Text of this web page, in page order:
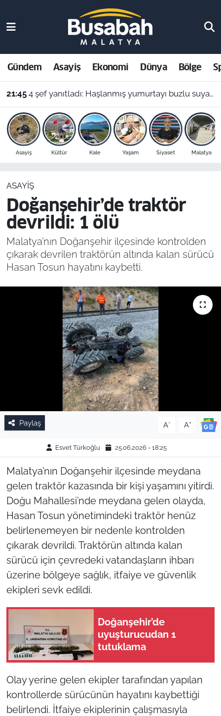
Gündem Asayiş Ekonomi Dünya Bölge
21:45 4 şef yanıtladı: Haşlanmış yumurtayı buzlu suya almak neden şart?
Asayiş Kültür Kale Yaşam Siyaset Malatya
ASAYIŞ
Doğanşehir’de traktör
devrildi: 1 ölü
Malatya’nın Doğanşehir ilçesinde kontrolden
çıkarak devrilen traktörün altında kalan sürücü
Hasan Tosun hayatını kaybetti.
Paylaş A- A+
Esvet Türkoğlu 25.06.2026 - 18:25
Malatya’nın Doğanşehir ilçesinde meydana
gelen traktör kazasında bir kişi yaşamını yitirdi.
Doğu Mahallesi’nde meydana gelen olayda,
Hasan Tosun yönetimindeki traktör henüz
belirlenemeyen bir nedenle kontrolden
çıkarak devrildi. Traktörün altında kalan
sürücü için çevredeki vatandaşların ihbarı
üzerine bölgeye sağlık, itfaiye ve güvenlik
ekipleri sevk edildi.
Doğanşehir’de
uyuşturucudan 1
tutuklama
Olay yerine gelen ekipler tarafından yapılan
kontrollerde sürücünün hayatını kaybettiği
belirlendi. İtfaiye ekiplerinin çalışmasıyla
Asayiş
Ekonomi
Dünya
Bölge
Resmi İlanlar
Malatya Nöbetçi Eczaneler
Malatya Hava Durumu
Malatya Namaz Vakitleri
Malatya Trafik Yoğunluk Haritası
Süper Lig Puan Durumu ve Fikstür
Son Dakika Haberleri
Haber Arşivi